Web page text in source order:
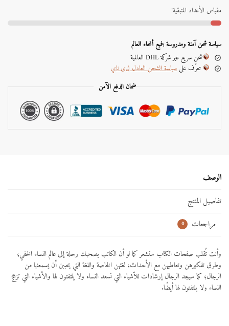
e
r
n
a
t
i
v
مقياس الأعداد المتبقية!
سياسة شحن آمنة ومدروسة لجميع أنحاء العالم
شحن سريع عبر شركة DHL العالمية
تعرّف علىسياسة الشحن العادل لدى ناي
ضمان الدفع الآمن
الوصف
تفاصيل المنتج
مراجعات
0
وأنت تُقلب صفحات الكتاب ستشعر كما لو أن الكاتب يصحبك برحلة إلى عالم النساء الخفي؛
وطرق تفكيرهن وتعاطيهن مع الأحداث؛ لغتهن الخاصة واللغة التي يحببن أن يسمعنها من
الرجال؛ كما سيجد الرجال إرشادات للأشياء التي تسعد النساء ولا يلتفتون لها والأشياء التي تزعج
النساء ولا يلتفتون لها أيضًا.